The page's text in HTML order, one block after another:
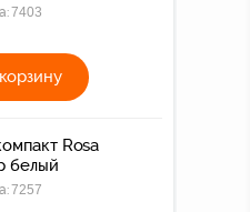
7403
Rosa
белый
7257